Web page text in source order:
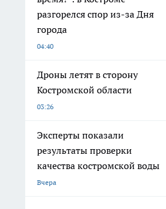
разгорелся спор из-за Дня
города
04:40
Дроны летят в сторону
Костромской области
03:26
Эксперты показали
результаты проверки
качества костромской воды
Вчера